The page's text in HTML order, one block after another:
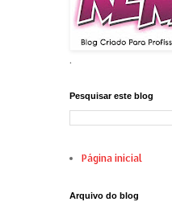
Guarda
médio
.
Pesquisar este blog
Página inicial
Arquivo do blog